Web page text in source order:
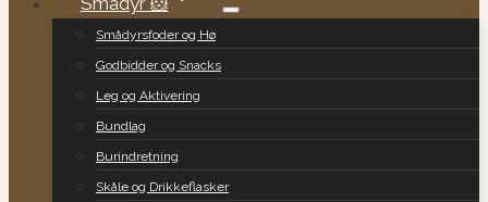
Smådyrsfoder og Hø
Godbidder og Snacks
Leg og Aktivering
Bundlag
Burindretning
Skåle og Drikkeflasker